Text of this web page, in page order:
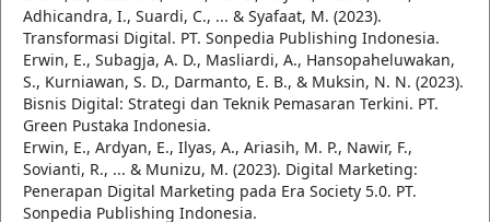
Adhicandra, I., Suardi, C., ... & Syafaat, M. (2023).
Transformasi Digital. PT. Sonpedia Publishing Indonesia.
Erwin, E., Subagja, A. D., Masliardi, A., Hansopaheluwakan,
S., Kurniawan, S. D., Darmanto, E. B., & Muksin, N. N. (2023).
Bisnis Digital: Strategi dan Teknik Pemasaran Terkini. PT.
Green Pustaka Indonesia.
Erwin, E., Ardyan, E., Ilyas, A., Ariasih, M. P., Nawir, F.,
Sovianti, R., ... & Munizu, M. (2023). Digital Marketing:
Penerapan Digital Marketing pada Era Society 5.0. PT.
Sonpedia Publishing Indonesia.